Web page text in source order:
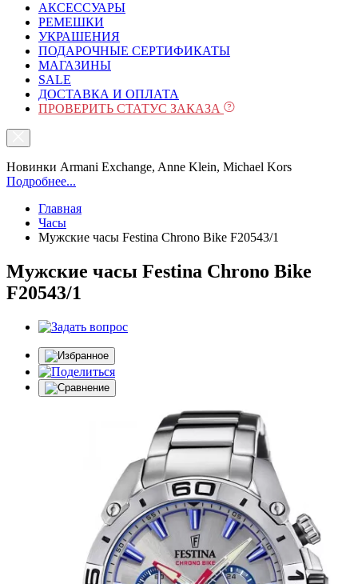
АКСЕССУАРЫ
РЕМЕШКИ
УКРАШЕНИЯ
ПОДАРОЧНЫЕ СЕРТИФИКАТЫ
МАГАЗИНЫ
SALE
ДОСТАВКА И ОПЛАТА
ПРОВЕРИТЬ СТАТУС ЗАКАЗА
Новинки Armani Exchange, Anne Klein, Michael Kors
Подробнее...
Главная
Часы
Мужские часы Festina Chrono Bike F20543/1
Мужские часы Festina Chrono Bike
F20543/1